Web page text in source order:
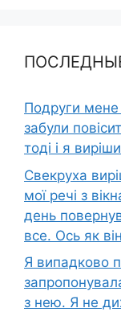
Подруги мене
забули
тоді і я
Свекруха
мої речі з
день
все. Ось як
Я випадково
з нею. Я не